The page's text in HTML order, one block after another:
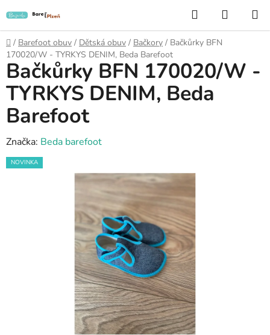
na
obsah
Hledat
KOŠÍK
Domů
/ Barefoot obuv / Dětská obuv / Bačkory / Bačkůrky BFN
170020/W - TYRKYS DENIM, Beda Barefoot
Bačkůrky BFN 170020/W -
TYRKYS DENIM, Beda
Barefoot
Značka: Beda barefoot
NOVINKA